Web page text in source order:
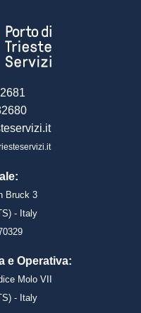
Bruck 3
- Italy
e Operativa:
Molo VII
- Italy